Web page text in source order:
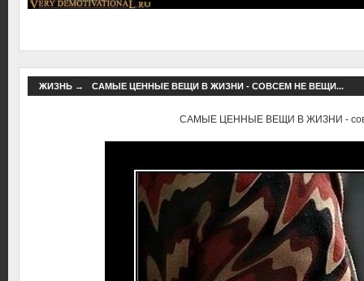
ЖИЗНЬ→ САМЫЕ ЦЕННЫЕ ВЕЩИ В ЖИЗНИ - СОВСЕМ НЕ ВЕЩИ...
САМЫЕ ЦЕННЫЕ ВЕЩИ В ЖИЗНИ -